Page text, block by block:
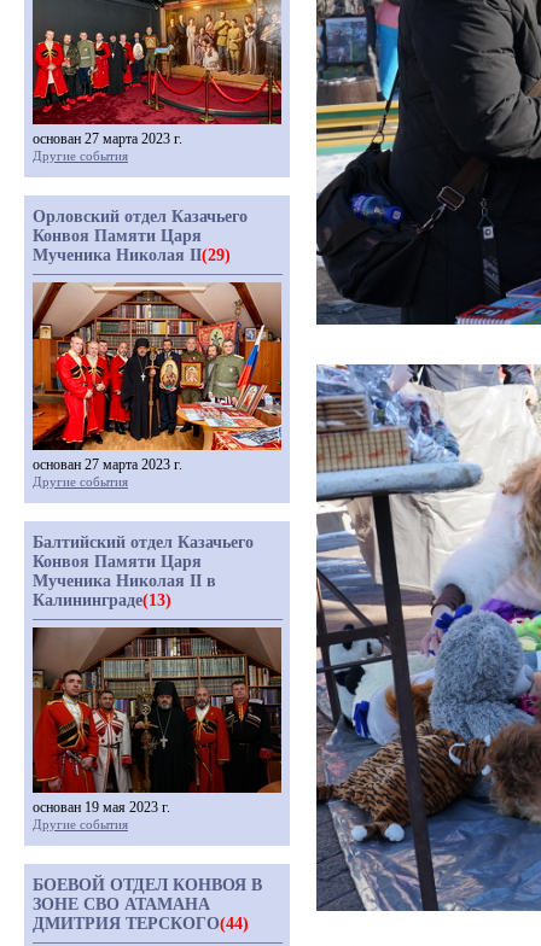
основан 27 марта 2023 г.
Другие события
Орловский отдел Казачьего
Конвоя Памяти Царя
Мученика Николая II(29)
основан 27 марта 2023 г.
Другие события
Балтийский отдел Казачьего
Конвоя Памяти Царя
Мученика Николая II в
Калининграде(13)
основан 19 мая 2023 г.
Другие события
БОЕВОЙ ОТДЕЛ КОНВОЯ В
ЗОНЕ СВО АТАМАНА
ДМИТРИЯ ТЕРСКОГО(44)